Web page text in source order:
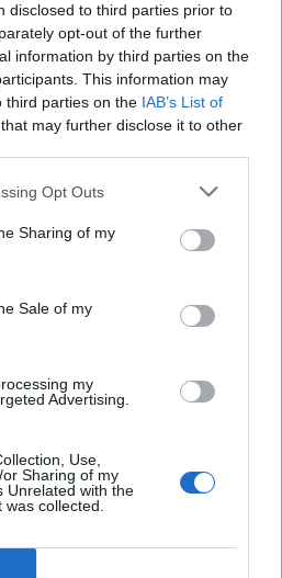
disclosed to third parties prior to
opt-out of the further
information by third parties on the
This information may
third parties on the IAB’s List of
that may further disclose it to other
Opt Outs
Sharing of my
Sale of my
my
Advertising.
Use,
Sharing of my
Unrelated with the
collected.
αγωνιστική: Απτόητοι
και Παναγρινιακός, διπλό
ο Αστέρας Αγρινίου
της 2ης αγωνιστικής
Νακάμπα-Τζενεπό
από Α1 με Τουρκομένη ο